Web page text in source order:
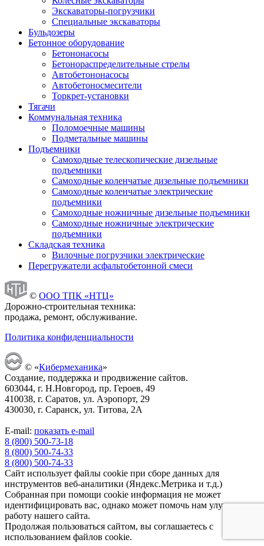
Экскаваторы-погрузчики
Специальные экскаваторы
Бульдозеры
Бетонное оборудование
Бетононасосы
Бетонораспределительные стрелы
Автобетононасосы
Автобетоносмесители
Торкрет-установки
Тягачи
Коммунальная техника
Поломоечные машины
Подметальные машины
Подъемники
Самоходные телескопические дизельные
подъемники
Самоходные коленчатые дизельные подъемники
Самоходные коленчатые электрические
подъемники
Самоходные ножничные дизельные подъемники
Самоходные ножничные электрические
подъемники
Складская техника
Вилочные погрузчики электрические
Перегружатели асфальтобетонной смеси
© ООО ТПК «НТЦ»
Дорожно-строительная техника:
продажа, ремонт, обслуживание.
Политика конфиденциальности
© «Кибермеханика»
Создание, поддержка и продвижение сайтов.
603044, г. Н.Новгород, пр. Героев, 49
410038, г. Саратов, ул. Аэропорт, 29
430030, г. Саранск, ул. Титова, 2А
E-mail: показать e-mail
8 (800) 500-73-18
8 (800) 500-74-33
8 (800) 500-74-33
Cайт использует файлы cookie при сборе данных для
инструментов веб-аналитики (Яндекс.Метрика и т.д.)
Собранная при помощи cookie информация не может
идентифицировать вас, однако может помочь нам улучшить
работу нашего сайта.
Продолжая пользоваться сайтом, вы соглашаетесь с
использованием файлов cookie.